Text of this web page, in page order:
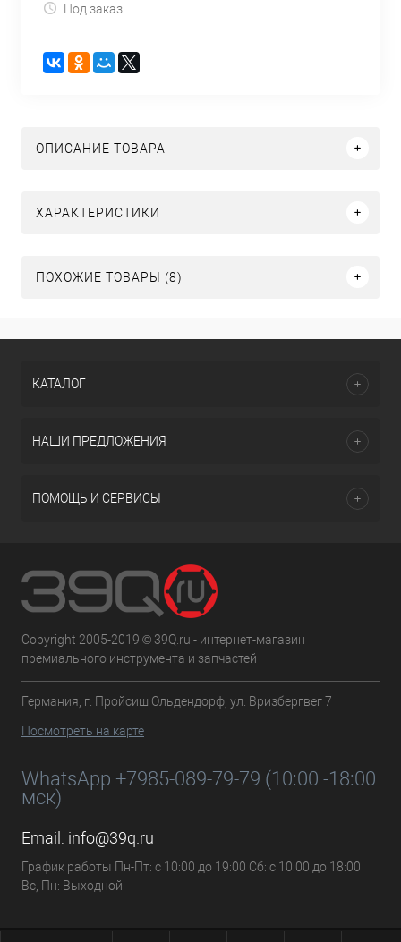
Под заказ
ОПИСАНИЕ ТОВАРА
ХАРАКТЕРИСТИКИ
ПОХОЖИЕ ТОВАРЫ (8)
КАТАЛОГ
НАШИ ПРЕДЛОЖЕНИЯ
ПОМОЩЬ И СЕРВИСЫ
Copyright 2005-2019 © 39Q.ru - интернет-магазин
премиального инструмента и запчастей
Германия, г. Пройсиш Ольдендорф, ул. Вризбергвег 7
Посмотреть на карте
WhatsApp +7985-089-79-79 (10:00 -18:00
мск)
Email: info@39q.ru
График работы Пн-Пт: с 10:00 до 19:00 Сб: с 10:00 до 18:00
Вс, Пн: Выходной